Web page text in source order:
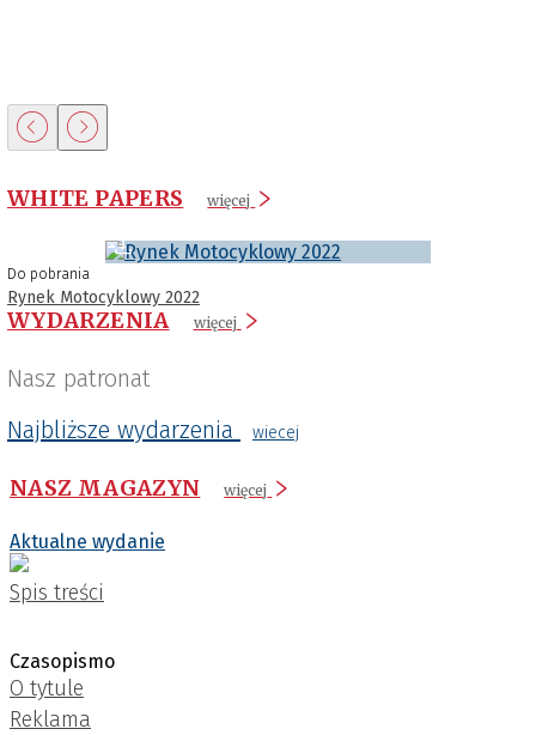
WHITE PAPERS więcej
Do pobrania
Rynek Motocyklowy 2022
WYDARZENIA więcej
Nasz patronat
Najbliższe wydarzenia
wiecej
NASZ MAGAZYN więcej
Aktualne wydanie
Spis treści
Czasopismo
O tytule
Reklama